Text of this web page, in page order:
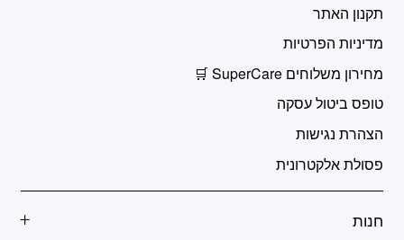
תקנון האתר
מדיניות הפרטיות
מחירון משלוחים SuperCare 🛒
טופס ביטול עסקה
הצהרת נגישות
פסולת אלקטרונית
חנות